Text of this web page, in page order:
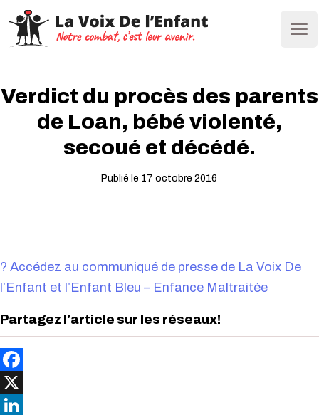
Verdict du procès des parents
de Loan, bébé violenté,
secoué et décédé.
Publié le 17 octobre 2016
? Accédez au communiqué de presse de La Voix De
l’Enfant et l’Enfant Bleu – Enfance Maltraitée
Partagez l'article sur les réseaux!
Facebook
X